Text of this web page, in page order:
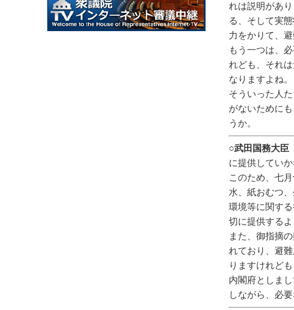
れは説明があ
る、そして実
力をかりて、
もう一つは、
れども、それ
なりますよね。
そういった人
がないために
うか。
○武田国務大臣
に提供してい
このため、七
水、紙おむつ
環境等に関す
切に提供する
また、御指摘
れており、避
りますけれど
内閣府としま
しながら、必